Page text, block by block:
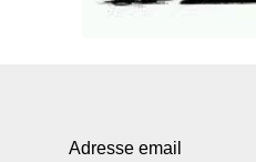
Adresse email